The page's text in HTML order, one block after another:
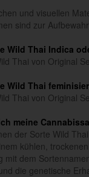
und visuellen
sind zur
Wild Thai Indica
Thai von Original
Wild Thai
Thai von Original
meine
der Sorte Wild
kühlen,
mit dem
die genetische